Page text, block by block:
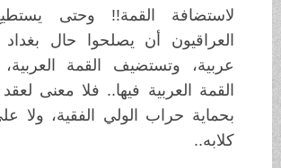
لاستضافة القمة!! وحتى يستطيع
العراقيون أن يصلحوا حال بغداد
عربية، وتستضيف القمة العربية،
القمة العربية فيها.. فلا معنى لعقد
بحماية حراب الولي الفقية، ولا على
كلابه..